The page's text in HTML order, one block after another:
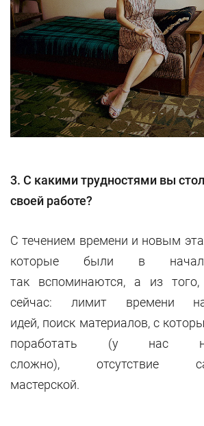
3. С какими трудностями вы
своей работе?
С течением времени и новым
которые были в
так вспоминаются, а из того,
сейчас: лимит времени
идей, поиск материалов, с
поработать (у нас
сложно), отсутствие
мастерской.